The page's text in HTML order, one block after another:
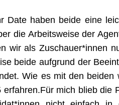
Date haben beide eine
die Arbeitsweise der
wiralsZuschauer*innen
beide aufgrund der
Wie es mit den
erfahren.Für mich blieb die